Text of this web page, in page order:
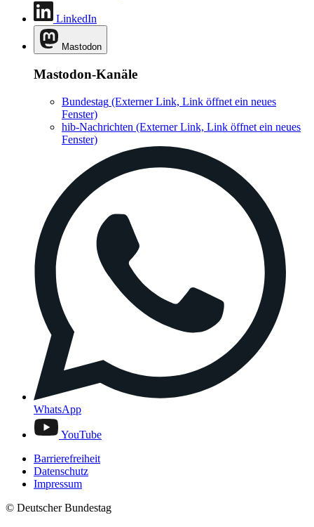
LinkedIn
Mastodon
Mastodon-Kanäle
Bundestag (Externer Link, Link öffnet ein neues
Fenster)
hib-Nachrichten (Externer Link, Link öffnet ein neues
Fenster)
WhatsApp
YouTube
Barrierefreiheit
Datenschutz
Impressum
© Deutscher Bundestag